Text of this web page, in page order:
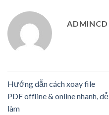
ADMINCD
Hướng dẫn cách xoay file
PDF offline & online nhanh, dễ
làm